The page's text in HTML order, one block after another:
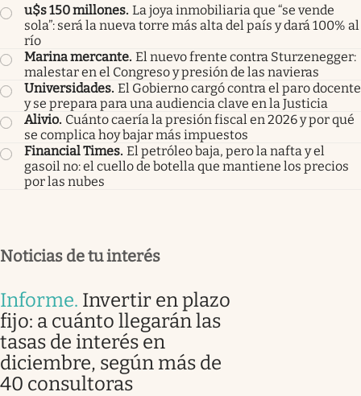
u$s 150 millones. La joya inmobiliaria que “se vende
sola”: será la nueva torre más alta del país y dará 100% al
río
Marina mercante. El nuevo frente contra Sturzenegger:
malestar en el Congreso y presión de las navieras
Universidades. El Gobierno cargó contra el paro docente
y se prepara para una audiencia clave en la Justicia
Alivio. Cuánto caería la presión fiscal en 2026 y por qué
se complica hoy bajar más impuestos
Financial Times. El petróleo baja, pero la nafta y el
gasoil no: el cuello de botella que mantiene los precios
por las nubes
Noticias de tu interés
Informe. Invertir en plazo
fijo: a cuánto llegarán las
tasas de interés en
diciembre, según más de
40 consultoras